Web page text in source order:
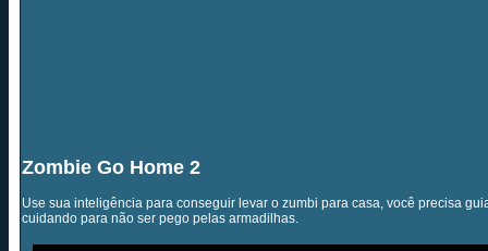
Zombie Go Home 2
Use sua inteligência para conseguir levar o zumbi para casa, você precisa
cuidando para não ser pego pelas armadilhas.